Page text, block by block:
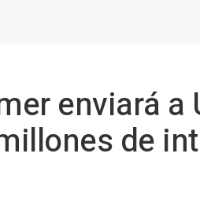
enviará
de